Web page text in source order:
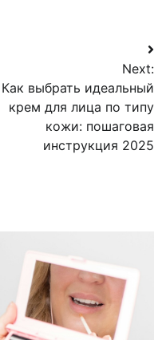
Next:
Как выбрать идеальный
крем для лица по типу
кожи: пошаговая
инструкция 2025